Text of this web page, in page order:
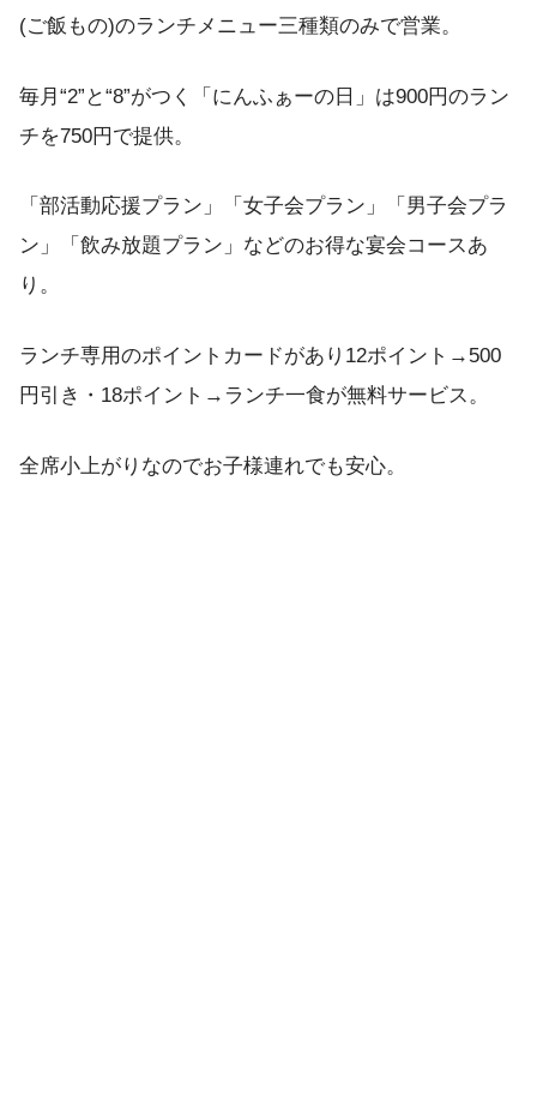
(ご飯もの)のランチメニュー三種類のみで営業。
毎月“2”と“8”がつく「にんふぁーの日」は900円のラン
チを750円で提供。
「部活動応援プラン」「女子会プラン」「男子会プラ
ン」「飲み放題プラン」などのお得な宴会コースあ
り。
ランチ専用のポイントカードがあり12ポイント→500
円引き・18ポイント→ランチ一食が無料サービス。
全席小上がりなのでお子様連れでも安心。